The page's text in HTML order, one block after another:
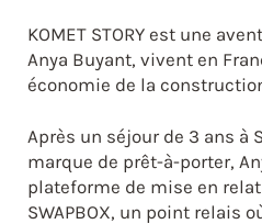
KOMET STORY est une
Anya Buyant, vivent en
économie de la
Après un séjour de 3 ans à
marque de prêt-à-porter,
plateforme de mise en
SWAPBOX, un point relais